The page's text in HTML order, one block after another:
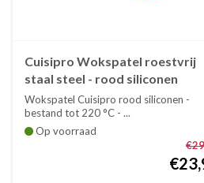
Cuisipro Wokspatel roestvrij
staal steel - rood siliconen
Wokspatel Cuisipro rood siliconen -
bestand tot 220 °C - ...
Op voorraad